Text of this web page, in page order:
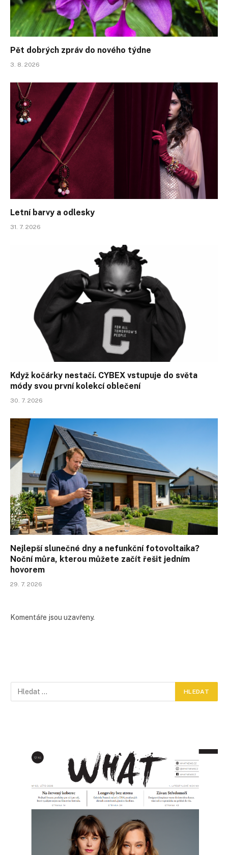
Pět dobrých zpráv do nového týdne
3. 8. 2026
Letní barvy a odlesky
31. 7. 2026
Když kočárky nestačí. CYBEX vstupuje do světa
módy svou první kolekcí oblečení
30. 7. 2026
Nejlepší slunečné dny a nefunkční fotovoltaika?
Noční můra, kterou můžete začít řešit jedním
hovorem
29. 7. 2026
Komentáře jsou uzavřeny.